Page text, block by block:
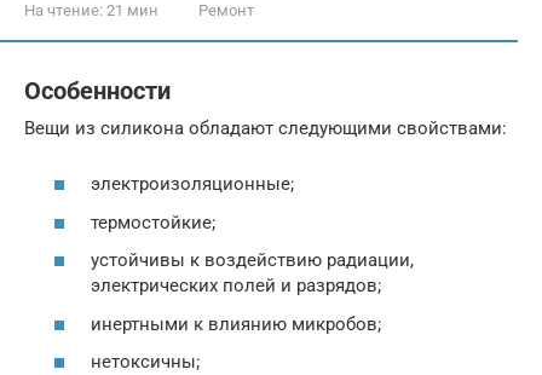
На чтение: 21 мин Ремонт
Особенности
Вещи из силикона обладают следующими свойствами:
электроизоляционные;
термостойкие;
устойчивы к воздействию радиации,
электрических полей и разрядов;
инертными к влиянию микробов;
нетоксичны;